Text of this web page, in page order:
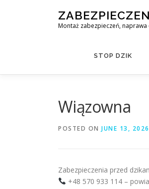
Montaż zabezpieczeń,
STOP DZIK
Wiązowna
POSTED ON JUNE 13, 2026
Zabezpieczenia przed
+48 570 933 114 –